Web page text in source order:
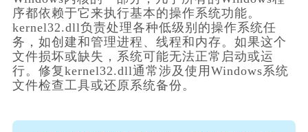
序都依赖于它来执行基本的操作系统功能。
kernel32.dll负责处理各种低级别的操作系统任
务，如创建和管理进程、线程和内存。如果这个
文件损坏或缺失，系统可能无法正常启动或运
行。修复kernel32.dll通常涉及使用Windows系统
文件检查工具或还原系统备份。